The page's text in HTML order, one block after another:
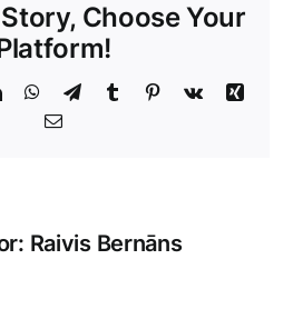
Choose Your
LinkedInWhatsApp
TelegramTumblr Pinterest
Vk
Xing
E-
Raivis Bernāns